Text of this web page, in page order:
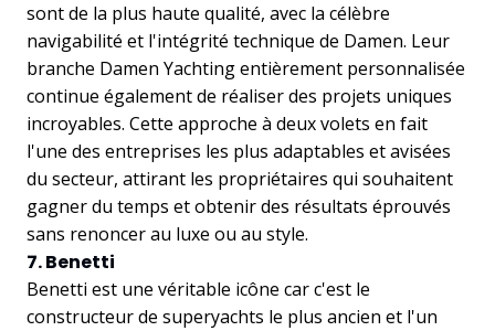
sont de la plus haute qualité, avec la célèbre
navigabilité et l'intégrité technique de Damen. Leur
branche Damen Yachting entièrement personnalisée
continue également de réaliser des projets uniques
incroyables. Cette approche à deux volets en fait
l'une des entreprises les plus adaptables et avisées
du secteur, attirant les propriétaires qui souhaitent
gagner du temps et obtenir des résultats éprouvés
sans renoncer au luxe ou au style.
7. Benetti
Benetti est une véritable icône car c'est le
constructeur de superyachts le plus ancien et l'un